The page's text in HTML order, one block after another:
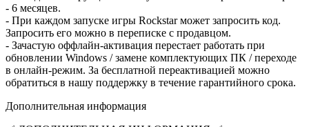
- 6 месяцев.
- При каждом запуске игры Rockstar может запросить код.
Запросить его можно в переписке с продавцом.
- Зачастую оффлайн-активация перестает работать при
обновлении Windows / замене комплектующих ПК / переходе
в онлайн-режим. За бесплатной переактивацией можно
обратиться в нашу поддержку в течение гарантийного срока.
Дополнительная информация